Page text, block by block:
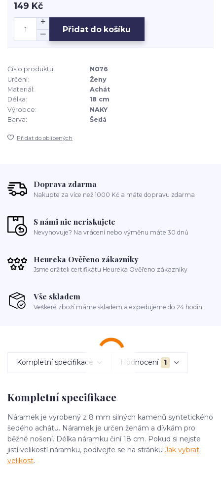
149 Kč
Přidat do košíku
Číslo produktu:
N076
Určení:
Ženy
Materiál:
Achát
Délka:
18 cm
Výrobce:
NAKY
Barva:
Šedá
Přidat do oblíbených
Doprava zdarma
Nakupte za více než 1000 Kč a máte dopravu zdarma
S námi nic neriskujete
Nevyhovuje? Na vrácení nebo výměnu máte 30 dnů
Heureka Ověřeno zákazníky
Jsme držiteli certifikátu Heureka Ověřeno zákazníky
Vše skladem
Veškeré zboží máme skladem a expedujeme do 24 hodin
Kompletní specifikace Hodnocení 1
Kompletní specifikace
Náramek je vyrobený z 8 mm silných kamenů syntetického
šedého achátu. Náramek je určen ženám a dívkám pro
běžné nošení. Délka náramku činí 18 cm. Pokud si nejste
jistí velikostí náramku, podívejte se na stránku Jak vybrat
velikost.